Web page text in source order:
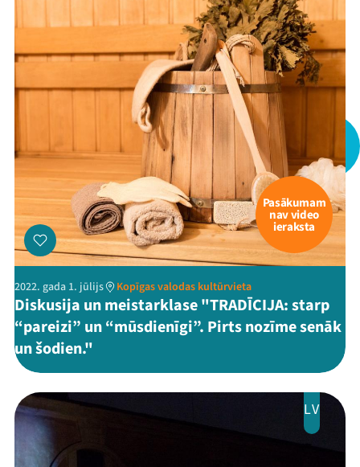
Pasākumam
nav video
ieraksta
2022. gada 1. jūlijs Kopīgas valodas kultūrvieta
Diskusija un meistarklase "TRADĪCIJA: starp
“pareizi” un “mūsdienīgi”. Pirts nozīme senāk
un šodien."
LV